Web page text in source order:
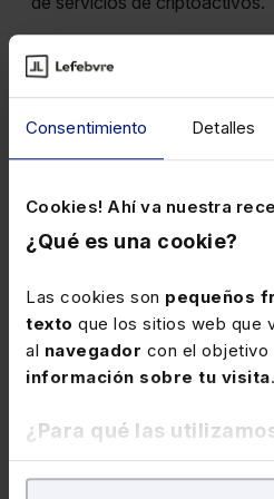
Consentimiento Detalles
Cookies! Ahí va nuestra
¿Qué es una cookie?
Las cookies son pequeños
texto que los sitios web que
al navegador con el objetivo
información sobre tu visita.
¿Para qué las
En Lefebvre utilizamos las
Últimas resoluciones sobre el
administración.
Últimos criterios sobre
Nuevas interpretaciones en
de notificación.
Nueva postura del TEAC en
extralimitación del alcance de
comprobación.
consideración de salario, a
del saldo restante en la
siguiente salario.